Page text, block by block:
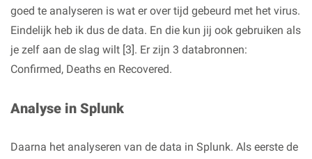
goed te analyseren is wat er over tijd gebeurd met het virus.
Eindelijk heb ik dus de data. En die kun jij ook gebruiken als
je zelf aan de slag wilt [3]. Er zijn 3 databronnen:
Confirmed, Deaths en Recovered.
Analyse in Splunk
Daarna het analyseren van de data in Splunk. Als eerste de